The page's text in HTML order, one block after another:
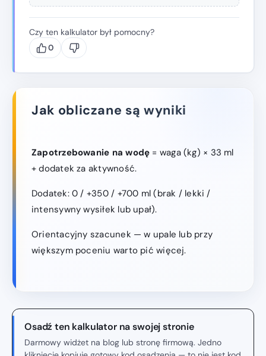
Czy ten kalkulator był pomocny?
0
Jak obliczane są wyniki
Zapotrzebowanie na wodę = waga (kg) × 33 ml
+ dodatek za aktywność.
Dodatek: 0 / +350 / +700 ml (brak / lekki /
intensywny wysiłek lub upał).
Orientacyjny szacunek — w upale lub przy
większym poceniu warto pić więcej.
Osadź ten kalkulator na swojej stronie
Darmowy widżet na blog lub stronę firmową. Jedno